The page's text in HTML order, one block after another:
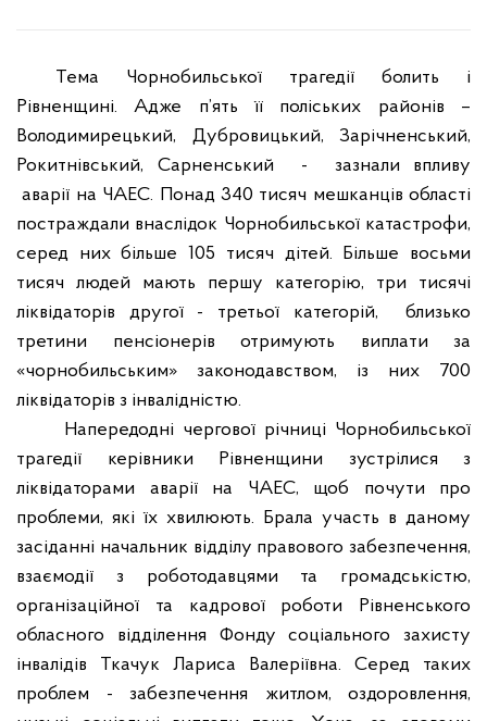
Тема Чорнобильської трагедії болить і
Рівненщині. Адже п’ять її поліських районів –
Володимирецький, Дубровицький, Зарічненський,
Рокитнівський, Сарненський - зазнали впливу
аварії на ЧАЕС. Понад 340 тисяч мешканців області
постраждали внаслідок Чорнобильської катастрофи,
серед них більше 105 тисяч дітей. Більше восьми
тисяч людей мають першу категорію, три тисячі
ліквідаторів другої
- третьої категорій, близько
третини пенсіонерів отримують виплати за
«чорнобильським» законодавством, із них 700
ліквідаторів з інвалідністю.
Напередодні чергової річниці Чорнобильської
трагедії керівники Рівненщини зустрілися з
ліквідаторами аварії на ЧАЕС, щоб почути про
проблеми, які їх хвилюють. Брала участь в даному
засіданні начальник відділу правового забезпечення,
взаємодії з роботодавцями та громадськістю,
організаційної та кадрової роботи Рівненського
обласного відділення Фонду соціального захисту
інвалідів Ткачук Лариса Валеріївна. Серед таких
проблем - забезпечення житлом, оздоровлення,